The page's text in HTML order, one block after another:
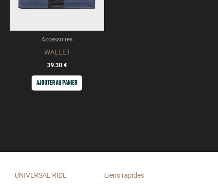
Accessoires
WALLET
39.30 €
AJOUTER AU PANIER
UNIVERSAL RIDE Liens rapides